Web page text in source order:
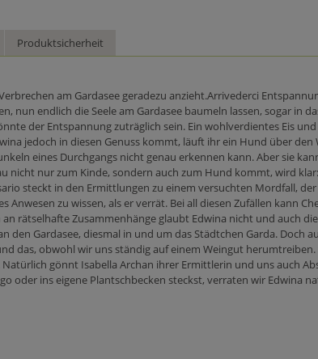
Produktsicherheit
am Gardasee geradezu anzieht.Arrivederci
nun endlich die Seele am Gardasee baumeln lassen, sogar
der Entspannung zuträglich sein. Ein wohlverdientes Eis
jedoch in diesen Genuss kommt, läuft ihr ein Hund über
eines Durchgangs nicht genau erkennen kann. Aber sie
nicht nur zum Kinde, sondern auch zum Hund kommt, wird
steckt in den Ermittlungen zu einem versuchten Mordfall,
Anwesen zu wissen, als er verrät. Bei all diesen Zufällen kann
rätselhafte Zusammenhänge glaubt Edwina nicht und auch
den Gardasee, diesmal in und um das Städtchen Garda.
das, obwohl wir uns ständig auf einem Weingut
gönnt Isabella Archan ihrer Ermittlerin und uns auch
oder ins eigene Plantschbecken steckst, verraten wir Edwina